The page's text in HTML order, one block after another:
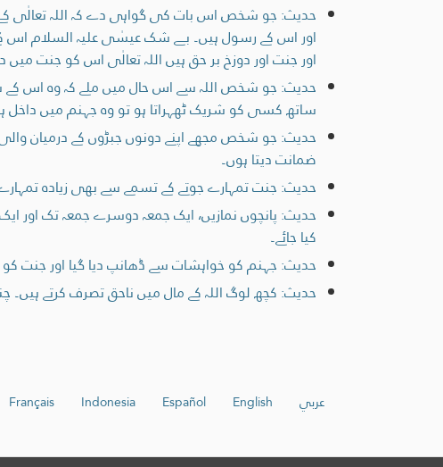
حدیث: جو شخص اس بات کی گواہی دے کہ اللہ تعالٰی
اور اس کے رسول ہیں۔ بے شک عیسٰی علیہ السلام اس
اور جنت اور دوزخ بر حق ہیں اللہ تعالٰی اس کو جنت
حدیث: جو شخص اللہ سے اس حال میں ملے کہ وہ اس کے
ساتھ کسی کو شریک ٹھہراتا ہو تو وہ جہنم میں داخل
حدیث: جو شخص مجھے اپنے دونوں جبڑوں کے درمیان
ضمانت دیتا ہوں۔
حدیث: جنت تمہارے جوتے کے تسمے سے بھی زیادہ
حدیث: پانچوں نمازیں، ایک جمعہ دوسرے جمعہ تک اور
کیا جائے۔
حدیث: جہنم کو خواہشات سے ڈھانپ دیا گیا اور جنت کو
حدیث: کچھ لوگ اللہ کے مال میں ناحق تصرف کرتے ہیں۔
عربي English
Español
Indonesia
Français